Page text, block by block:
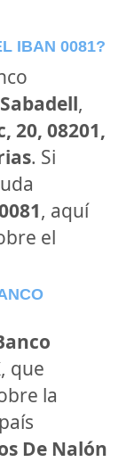
IBAN 0081?
,
20, 08201,
. Si
, aquí
el
, que
la
De Nalón